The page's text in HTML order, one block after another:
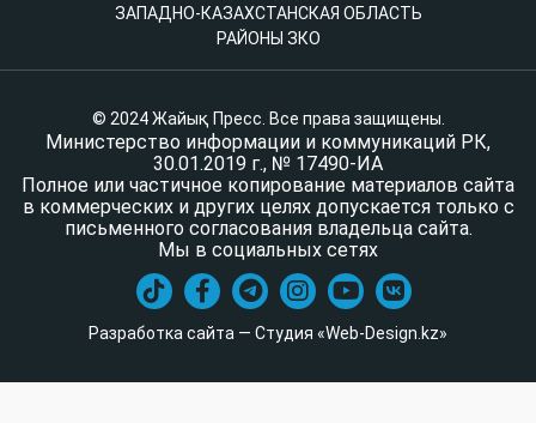
ЗАПАДНО-КАЗАХСТАНСКАЯ ОБЛАСТЬ
РАЙОНЫ ЗКО
© 2024 Жайық Пресс. Все права защищены.
Министерство информации и коммуникаций РК,
30.01.2019 г., № 17490-ИА
Полное или частичное копирование материалов сайта
в коммерческих и других целях допускается только с
письменного согласования владельца сайта.
Мы в социальных сетях
Разработка сайта — Студия «Web-Design.kz»